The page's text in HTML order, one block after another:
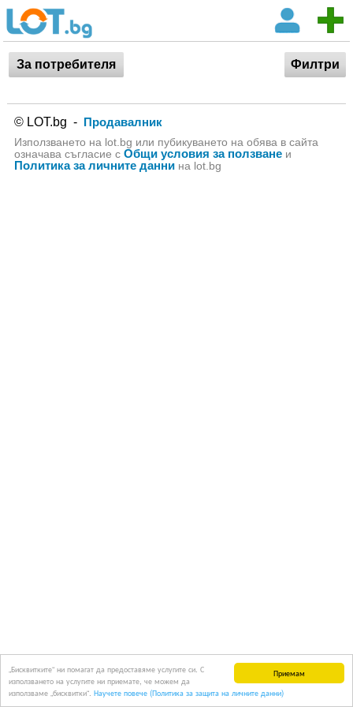
Приемам
„Бисквитките“ ни помагат да предоставяме услугите си. С
използването на услугите ни приемате, че можем да
използваме „бисквитки“. Научете повече (Политика за защита на личните данни)
За потребителя Филтри
© LOT.bg - Продавалник
Използването на lot.bg или пубикуването на обява в сайта
означава съгласие с Общи условия за ползванеи
Политика за личните даннина lot.bg